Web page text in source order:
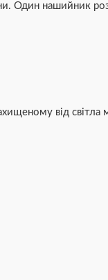
Один нашийник
від світла